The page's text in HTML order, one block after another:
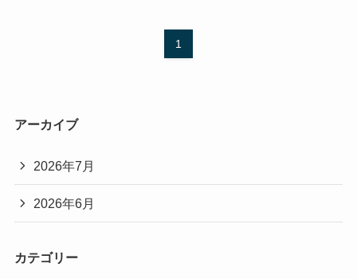
1
アーカイブ
2026年7月
2026年6月
カテゴリー